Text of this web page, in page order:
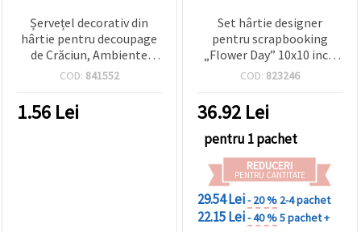
Șervețel decorativ din
hârtie pentru decoupage
de Crăciun, Ambiente
33x33 cm, 3 straturi,
(Flori de iarnă) – 1 buc.
COD: 841552
1.56 Lei
Set hârtie designer
pentru scrapbooking
„Flower Day” 10x10 inch
(25,5x25,5 cm) – 24 foi
2 foi predecupate | Bloc
de hârtie decorativă
pentru DIY, craft,
cardmaking și felicitări |
EM ART
COD: 823246
36.92 Lei
pentru 1 pachet
REDUCERI
PENTRU CANTITATE
29.54 Lei- 20 % 2-4 pachet
22.15 Lei- 40 %5 pachet +